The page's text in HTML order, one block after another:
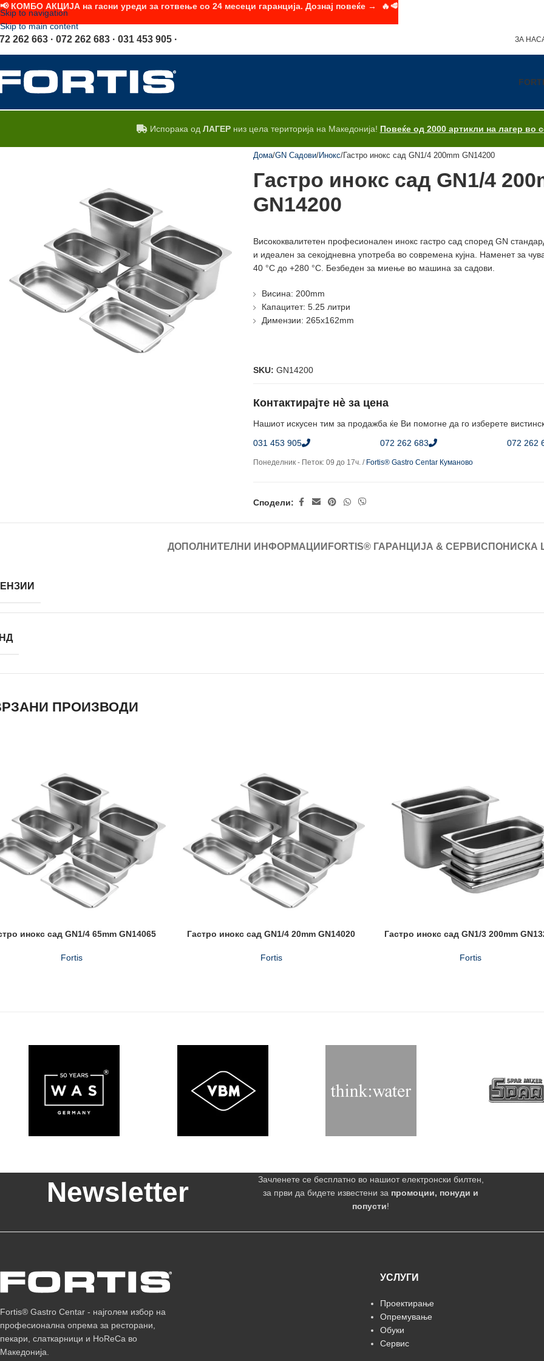
Skip to navigation
Skip to main content
262 663 · 072 262 683 · 031 453 905 · ЗА НАС
Испорака од ЛАГЕРниз цела територија на Македонија! Повеќе од 2000 артикли на лагер во
Дома GN Садови Инокс Гастро инокс сад GN1/4 200mm GN14200
Гастро инокс сад GN1/4
GN14200
Висококвалитетен професионален инокс гастро сад според GN
и идеален за секојдневна употреба во современа кујна. Наменет за
40 °C до +280 °C. Безбеден за миење во машина за садови.
Висина: 200mm
Капацитет: 5.25 литри
Димензии: 265x162mm
SKU:GN14200
Контактирајте нè за цена
Нашиот искусен тим за продажба ќе Ви помогне да го изберете
031 453 905
072 262 683 072 262
Понеделник - Петок: 09 до 17ч. / Fortis® Gastro Centar Куманово
Сподели:
ДОПОЛНИТЕЛНИ ИНФОРМАЦИИ FORTIS® ГАРАНЦИЈА & СЕРВИС ПОНИСКА
ПРОИЗВОДИ
инокс сад GN1/4 65mm GN14065
Fortis
Гастро инокс сад GN1/4 20mm GN14020
Fortis
Гастро инокс сад GN1/3 200mm
Fortis
Newsletter
Зачленете се бесплатно во нашиот електронски билтен,
за први да бидете известени за промоции, понуди и
попусти!
Fortis® Gastro Centar - најголем избор на
професионална опрема за ресторани,
пекари, слаткарници и HoReCa во
Македонија.
УСЛУГИ
Проектирање
Опремување
Обуки
Сервис
📢 КОМБО АКЦИЈА на гасни уреди за готвење со 24 месеци гаранција. Дознај повеќе → 🔥🥩